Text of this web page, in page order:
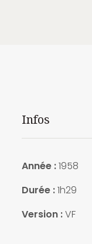
Infos
Année :1958
Durée :1h29
Version :VF